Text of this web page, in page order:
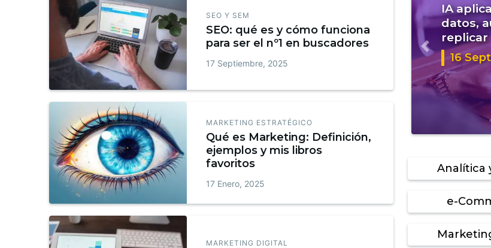
SEO Y SEM
SEO: qué es y cómo funciona
para ser el nº1 en buscadores
17 Septiembre, 2025
MARKETING ESTRATÉGICO
Qué es Marketing: Definición,
ejemplos y mis libros
favoritos
17 Enero, 2025
MARKETING DIGITAL
IA
datos,
replicar
16
Anterior
Analítica
e-